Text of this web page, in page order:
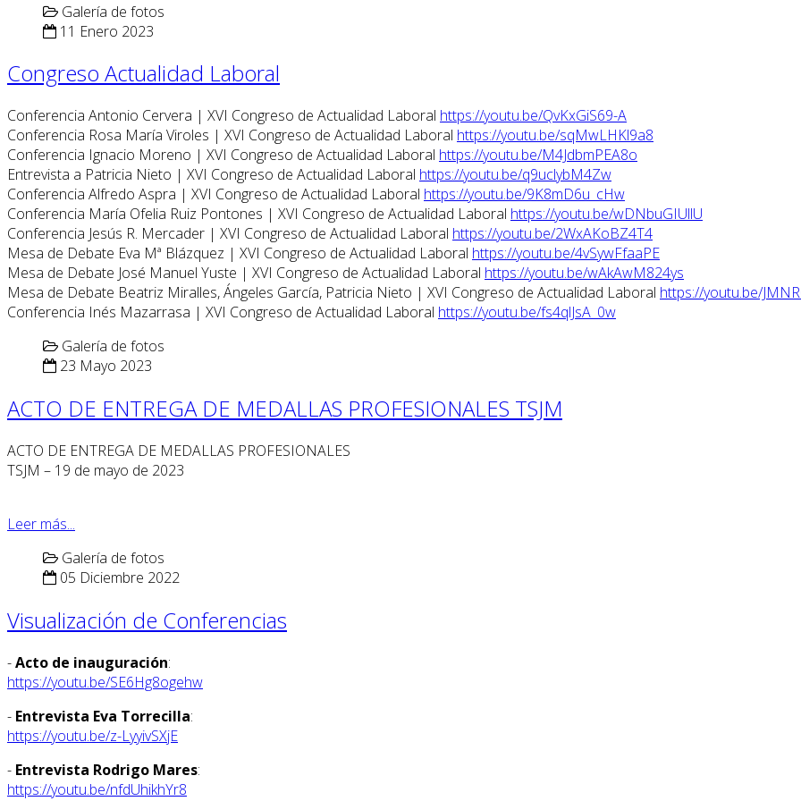
Galería de fotos
11 Enero 2023
Congreso Actualidad Laboral
Conferencia Antonio Cervera | XVI Congreso de Actualidad Laboral https://youtu.be/QvKxGiS69-A
Conferencia Rosa María Viroles | XVI Congreso de Actualidad Laboral https://youtu.be/sqMwLHKl9a8
Conferencia Ignacio Moreno | XVI Congreso de Actualidad Laboral https://youtu.be/M4JdbmPEA8o
Entrevista a Patricia Nieto | XVI Congreso de Actualidad Laboral https://youtu.be/q9uclybM4Zw
Conferencia Alfredo Aspra | XVI Congreso de Actualidad Laboral https://youtu.be/9K8mD6u_cHw
Conferencia María Ofelia Ruiz Pontones | XVI Congreso de Actualidad Laboral https://youtu.be/wDNbuGIUllU
Conferencia Jesús R. Mercader | XVI Congreso de Actualidad Laboral https://youtu.be/2WxAKoBZ4T4
Mesa de Debate Eva Mª Blázquez | XVI Congreso de Actualidad Laboral https://youtu.be/4vSywFfaaPE
Mesa de Debate José Manuel Yuste | XVI Congreso de Actualidad Laboral https://youtu.be/wAkAwM824ys
Mesa de Debate Beatriz Miralles, Ángeles García, Patricia Nieto | XVI Congreso de Actualidad Laboral https://youtu.be/
Conferencia Inés Mazarrasa | XVI Congreso de Actualidad Laboral https://youtu.be/fs4qlJsA_0w
Galería de fotos
23 Mayo 2023
ACTO DE ENTREGA DE MEDALLAS PROFESIONALES TSJM
ACTO DE ENTREGA DE MEDALLAS PROFESIONALES
TSJM – 19 de mayo de 2023
Leer más...
Galería de fotos
05 Diciembre 2022
Visualización de Conferencias
-Acto de inauguración:
https://youtu.be/SE6Hg8ogehw
- Entrevista Eva Torrecilla:
https://youtu.be/z-LyyivSXjE
- Entrevista Rodrigo Mares:
https://youtu.be/nfdUhikhYr8